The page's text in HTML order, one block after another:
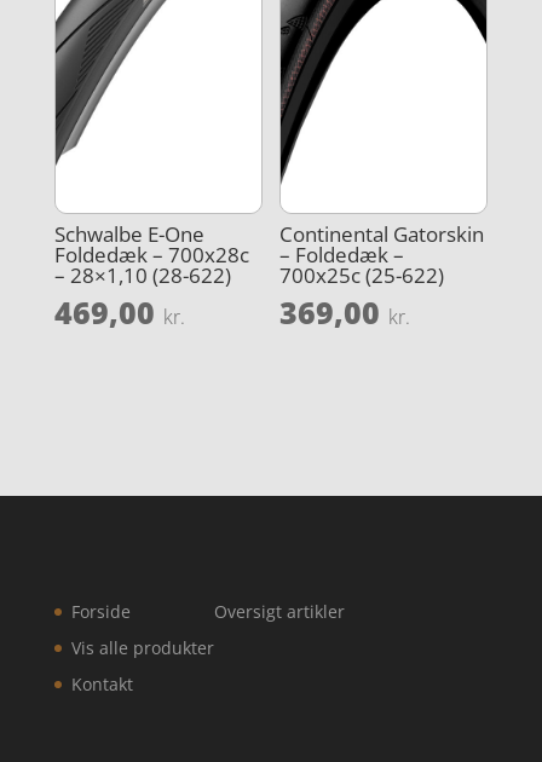
Schwalbe E-One
Foldedæk – 700x28c
– 28×1,10 (28-622)
469,00 kr.
Continental Gatorskin
– Foldedæk –
700x25c (25-622)
369,00 kr.
Forside
Vis alle produkter
Kontakt
Oversigt artikler